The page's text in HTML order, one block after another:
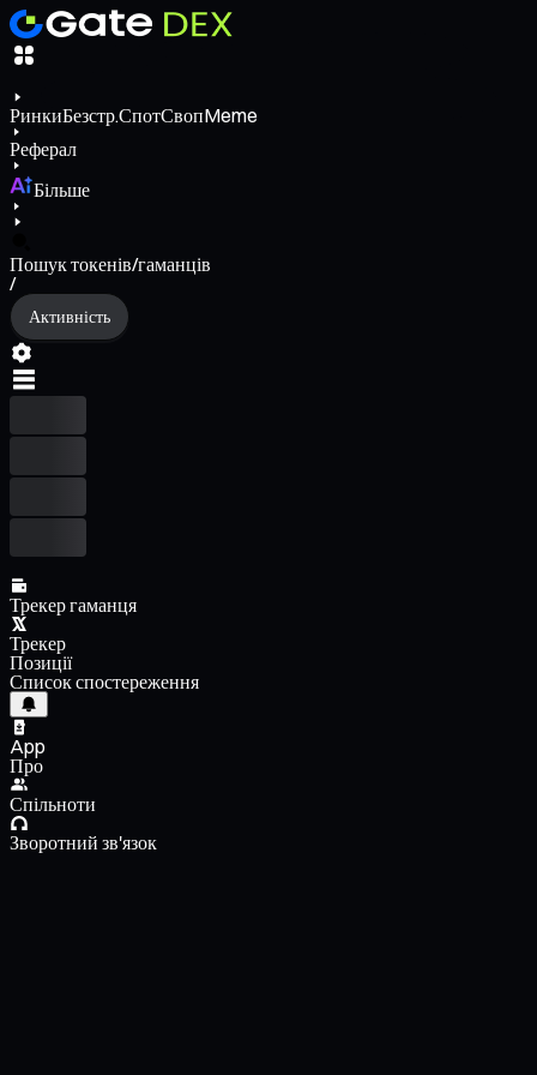
РинкиБезстр.СпотСвопMeme
Реферал
Більше
Пошук токенів/гаманців
/
Активність
Трекер гаманця
Трекер
Позиції
Список спостереження
App
Про
Спільноти
Зворотний зв'язок